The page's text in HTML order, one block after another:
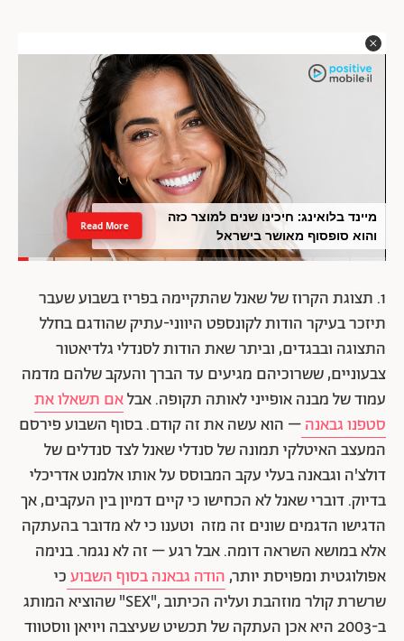
מיינד בלואינג: חיכינו שנים למוצר כזה
והוא סופסוף מאושר בישראל
Read More
1. תצוגת הקרוז של שאנל שהתקיימה בפריז בשבוע שעבר
תיזכר בעיקר הודות לקונספט היווני-עתיק שהודגם בחלל
התצוגה ובבגדים, וביתר שאת הודות לסנדלי גלדיאטור
צבעוניים, ששרוכיהם מגיעים עד הברך והעקב שלהם מדמה
עמוד של מבנה אופייני לאותה תקופה. אבלאם תשאלו את
סטפנו גבאנה– הוא עשה את זה קודם. בסוף השבוע פירסם
המעצב האיטלקי תמונה של סנדלי שאנל לצד סנדלים של
דולצ'ה וגבאנה בעלי עקב המבוסס על אותו אלמנט אדריכלי
בדיוק. דוברי שאנל לא הכחישו כי קיים דמיון בין העקבים, אך
הדגישו הדגמים שונים זה מזה וטענו כי לא מדובר בהעתקה
אלא במושא השראה דומה. אבל רגע – זה לא נגמר. בנימה
אפולוגטית ומפויסת יותר,הודה גבאנה בסוף השבועכי
שרשרת קולר מוזהבת ועליה הכיתוב ,"SEX" שהוציא המותג
ב-2003 היא אכן העתקה של תכשיט שעיצבה ויויאן ווסטווד